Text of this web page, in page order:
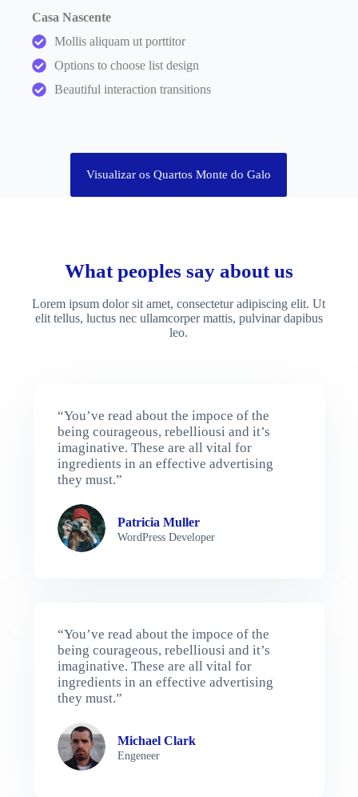
Casa Nascente
Mollis aliquam ut porttitor
Options to choose list design
Beautiful interaction transitions
Visualizar os Quartos Monte do Galo
What peoples say about us
Lorem ipsum dolor sit amet, consectetur adipiscing elit. Ut
elit tellus, luctus nec ullamcorper mattis, pulvinar dapibus
leo.
“You’ve read about the impoce of the
being courageous, rebelliousi and it’s
imaginative. These are all vital for
ingredients in an effective advertising
they must.”
Patricia Muller
WordPress Developer
“You’ve read about the impoce of the
being courageous, rebelliousi and it’s
imaginative. These are all vital for
ingredients in an effective advertising
they must.”
Michael Clark
Engeneer